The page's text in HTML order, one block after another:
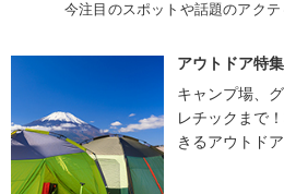
今注目のスポットや話題のアク
アウトドア特集
キャンプ場、
レチックまで
きるアウトド